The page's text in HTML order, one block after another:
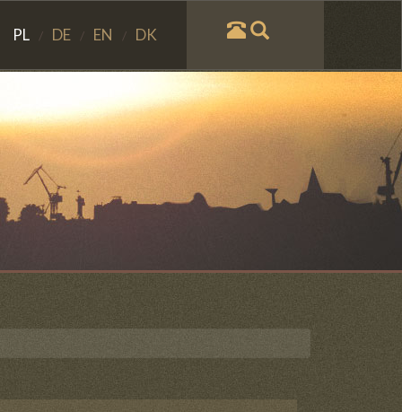
PL / DE / EN / DK